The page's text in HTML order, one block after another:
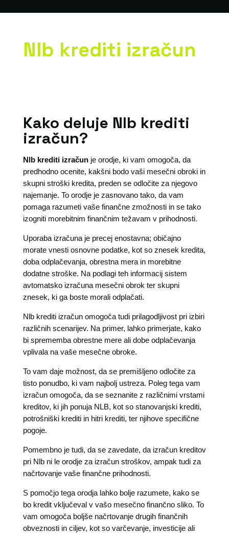
Nlb krediti izračun
Kako deluje Nlb krediti
izračun?
Nlb krediti izračunje orodje, ki vam omogoča, da
predhodno ocenite, kakšni bodo vaši mesečni obroki in
skupni stroški kredita, preden se odločite za njegovo
najemanje. To orodje je zasnovano tako, da vam
pomaga razumeti vaše finančne zmožnosti in se tako
izogniti morebitnim finančnim težavam v prihodnosti.
Uporaba izračuna je precej enostavna; običajno
morate vnesti osnovne podatke, kot so znesek kredita,
doba odplačevanja, obrestna mera in morebitne
dodatne stroške. Na podlagi teh informacij sistem
avtomatsko izračuna mesečni obrok ter skupni
znesek, ki ga boste morali odplačati.
Nlb krediti izračun omogoča tudi prilagodljivost pri izbiri
različnih scenarijev. Na primer, lahko primerjate, kako
bi sprememba obrestne mere ali dobe odplačevanja
vplivala na vaše mesečne obroke.
To vam daje možnost, da se premišljeno odločite za
tisto ponudbo, ki vam najbolj ustreza. Poleg tega vam
izračun omogoča, da se seznanite z različnimi vrstami
kreditov, ki jih ponuja NLB, kot so stanovanjski krediti,
potrošniški krediti in hitri krediti, ter njihove specifične
pogoje.
Pomembno je tudi, da se zavedate, da izračun kreditov
pri Nlb ni le orodje za izračun stroškov, ampak tudi za
načrtovanje vaše finančne prihodnosti.
S pomočjo tega orodja lahko bolje razumete, kako se
bo kredit vključeval v vašo mesečno finančno sliko. To
vam omogoča boljše načrtovanje drugih finančnih
obveznosti in ciljev, kot so varčevanje, investicije ali